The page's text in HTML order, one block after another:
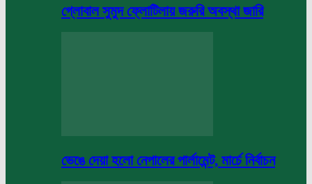
গ্লোবাল সুমুদ ফ্লোটিলায় জরুরি অবস্থা জারি
ভেঙে দেয়া হলো নেপালের পার্লামেন্ট, মার্চে নির্বাচন